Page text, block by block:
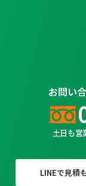
お問い
土日も営
LINEで見積